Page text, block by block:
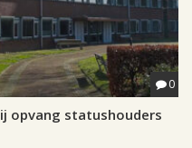
0
opvang statushouders